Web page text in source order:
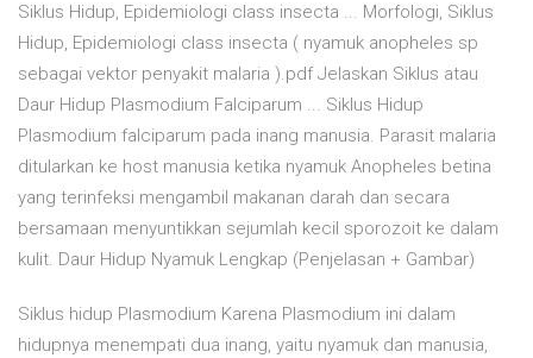
Siklus Hidup, Epidemiologi class insecta ... Morfologi, Siklus
Hidup, Epidemiologi class insecta ( nyamuk anopheles sp
sebagai vektor penyakit malaria ).pdf Jelaskan Siklus atau
Daur Hidup Plasmodium Falciparum ... Siklus Hidup
Plasmodium falciparum pada inang manusia. Parasit malaria
ditularkan ke host manusia ketika nyamuk Anopheles betina
yang terinfeksi mengambil makanan darah dan secara
bersamaan menyuntikkan sejumlah kecil sporozoit ke dalam
kulit. Daur Hidup Nyamuk Lengkap (Penjelasan + Gambar)
Siklus hidup Plasmodium Karena Plasmodium ini dalam
hidupnya menempati dua inang, yaitu nyamuk dan manusia,